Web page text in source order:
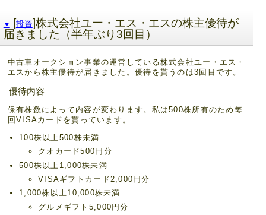
▼ [投資]株式会社ユー・エス・エスの株主優待が
届きました（半年ぶり3回目）
中古車オークション事業の運営している株式会社ユー・エス・
エスから株主優待が届きました。優待を貰うのは3回目です。
優待内容
保有株数によって内容が変わります。私は500株所有のため毎
回VISAカードを貰っています。
100株以上500株未満
クオカード500円分
500株以上1,000株未満
VISAギフトカード2,000円分
1,000株以上10,000株未満
グルメギフト5,000円分